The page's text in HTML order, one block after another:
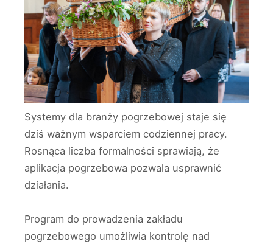
Systemy dla branży pogrzebowej staje się
dziś ważnym wsparciem codziennej pracy.
Rosnąca liczba formalności sprawiają, że
aplikacja pogrzebowa pozwala usprawnić
działania.
Program do prowadzenia zakładu
pogrzebowego umożliwia kontrolę nad